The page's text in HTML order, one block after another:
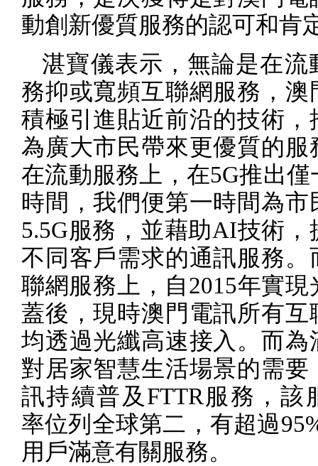
動創新優質服務的認可和肯
湛寶儀表示，無論是在流
務抑或寬頻互聯網服務，澳
積極引進貼近前沿的技術，
為廣大市民帶來更優質的服
在流動服務上，在5G推出僅
時間，我們便第一時間為市
5.5G服務，並藉助AI技術，
不同客戶需求的通訊服務。
聯網服務上，自2015年實現
蓋後，現時澳門電訊所有互
均透過光纖高速接入。而為
對居家智慧生活場景的需要
訊持續普及 FTTR服務，該
率位列全球第二，有超過
用戶滿意有關服務。